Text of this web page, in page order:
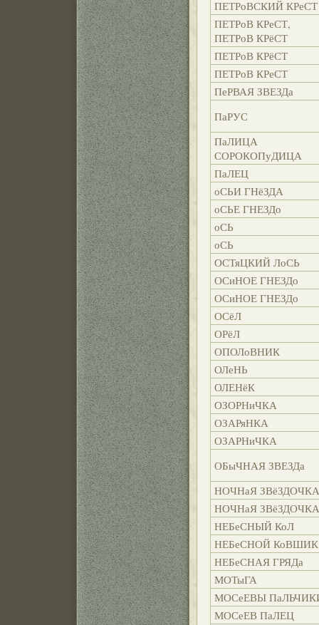
ПЕТРоВСКИЙ КРеСТ
ПЕТРоВ КРеСТ,
ПЕТРоВ КРёСТ
ПЕТРоВ КРёСТ
ПЕТРоВ КРеСТ
ПеРВАЯ ЗВЕЗДа
ПаРУС
ПаЛИЦА
СОРОКОПуДИЦА
ПаЛЕЦ
оСЬИ ГНёЗДА
оСЬЕ ГНЕЗДо
оСЬ
оСЬ
ОСТяЦКИЙ ЛоСЬ
ОСиНОЕ ГНЕЗДо
ОСиНОЕ ГНЕЗДо
ОСёЛ
ОРёЛ
ОПОЛоВНИК
ОЛеНЬ
ОЛЕНёК
ОЗОРНиЧКА
ОЗАРяНКА
ОЗАРНиЧКА
ОБыЧНАЯ ЗВЕЗДа
НОЧНаЯ ЗВёЗДОЧКА
НОЧНаЯ ЗВёЗДОЧКА
НЕБеСНЫЙ КоЛ
НЕБеСНОЙ КоВШИК
НЕБеСНАЯ ГРЯДа
МОТыГА
МОСеЕВЫ
МОСеЕВ ПаЛЕЦ